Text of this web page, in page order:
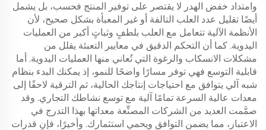
وامتداد خفض الهدر لا يقتصر على توفير المنتج فحسب، بل يشمل
أيضًا تقليل عدد العلب التالفة أو غير المعبأة بشكل صحيح، لأن
الأنظمة الآلية تتعامل مع العلب بلطفٍ وثباتٍ أكبر من العمليات
اليدوية. كما أن التحكم الدقيق في معايير التعبئة يقلل من
مشكلات الانسكاب والرغوة التي تُعاني منها العمليات اليدوية. أما
قابلية التوسع فهي توفر مسارًا واضحًا للنمو، إذ يمكنك البدء بنظام
شبه آلي يتوافق مع احتياجات إنتاجك الحالية، ثم الترقية لاحقًا إلى
معدات عالية السرعة تمامًا آلية مع توسع نشاطك التجاري. وقد
صمَّمت العديد من الشركات المصنِّعة معداتها بهذا التدرج في
الاعتبار، مما يضمن التوافق ويحمي استثمارك. وأخيرًا، فإن قدرات